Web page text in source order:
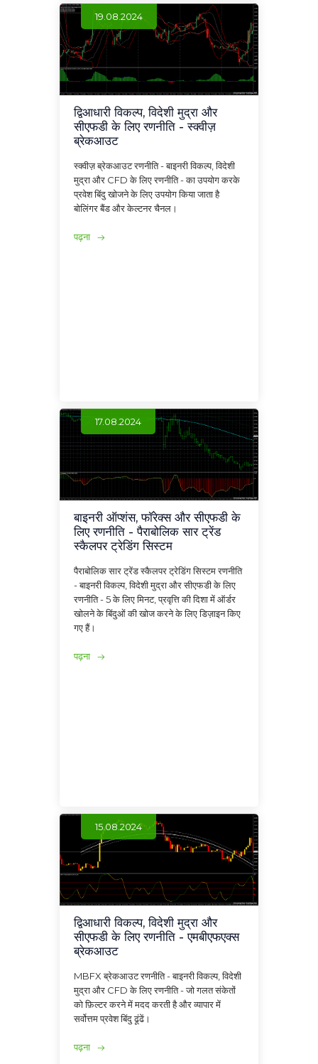
19.08.2024
द्विआधारी विकल्प, विदेशी मुद्रा और
सीएफडी के लिए रणनीति - स्क्वीज़
ब्रेकआउट
स्क्वीज़ ब्रेकआउट रणनीति - बाइनरी विकल्प, विदेशी
मुद्रा और CFD के लिए रणनीति - का उपयोग करके
प्रवेश बिंदु खोजने के लिए उपयोग किया जाता है
बोलिंगर बैंड और केल्टनर चैनल।
पढ़ना
17.08.2024
बाइनरी ऑप्शंस, फॉरेक्स और सीएफडी के
लिए रणनीति - पैराबोलिक सार ट्रेंड
स्कैलपर ट्रेडिंग सिस्टम
पैराबोलिक सार ट्रेंड स्कैलपर ट्रेडिंग सिस्टम रणनीति
- बाइनरी विकल्प, विदेशी मुद्रा और सीएफडी के लिए
रणनीति - 5 के लिए मिनट, प्रवृत्ति की दिशा में ऑर्डर
खोलने के बिंदुओं की खोज करने के लिए डिज़ाइन किए
गए हैं।
पढ़ना
15.08.2024
द्विआधारी विकल्प, विदेशी मुद्रा और
सीएफडी के लिए रणनीति - एमबीएफएक्स
ब्रेकआउट
MBFX ब्रेकआउट रणनीति - बाइनरी विकल्प, विदेशी
मुद्रा और CFD के लिए रणनीति - जो गलत संकेतों
को फ़िल्टर करने में मदद करती है और व्यापार में
सर्वोत्तम प्रवेश बिंदु ढूंढें।
पढ़ना